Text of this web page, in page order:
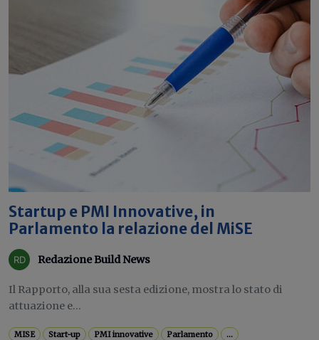
Startup e PMI Innovative, in
Parlamento la relazione del MiSE
Redazione Build News
Il Rapporto, alla sua sesta edizione, mostra lo stato di
attuazione e...
MISE Start-up PMI innovative Parlamento ...